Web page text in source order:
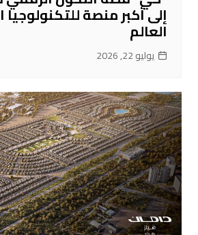
إلى أكبر منصة للتكنولوجيا
العالم
يوليو 22, 2026